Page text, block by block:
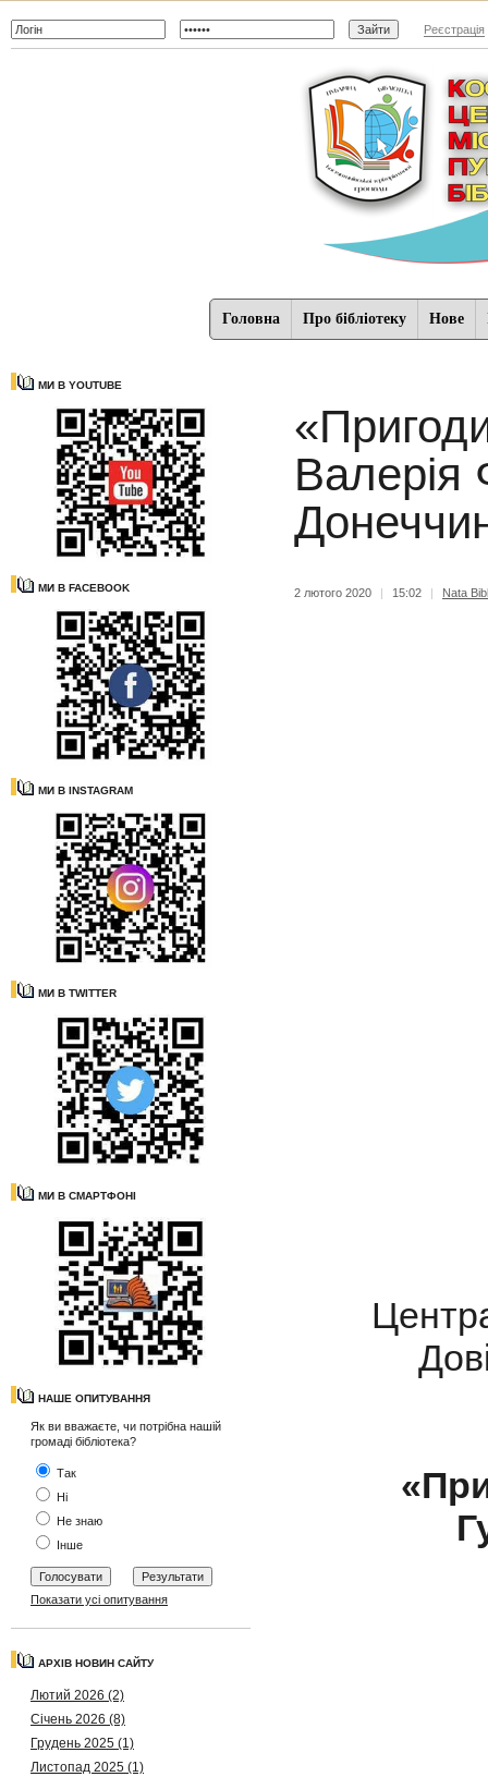
Реєстрація
Головна Про бібліотеку Нове
МИ В YOUTUBE
МИ В FACEBOOK
МИ В INSTAGRAM
МИ В TWITTER
МИ В СМАРТФОНІ
НАШЕ ОПИТУВАННЯ
Як ви вважаєте, чи потрібна нашій
громаді бібліотека?
Так
Ні
Не знаю
Інше
Показати усі опитування
АРХІВ НОВИН САЙТУ
Лютий 2026 (2)
Січень 2026 (8)
Грудень 2025 (1)
Листопад 2025 (1)
Валерія
2 лютого 2020 | 15:02 | Nata